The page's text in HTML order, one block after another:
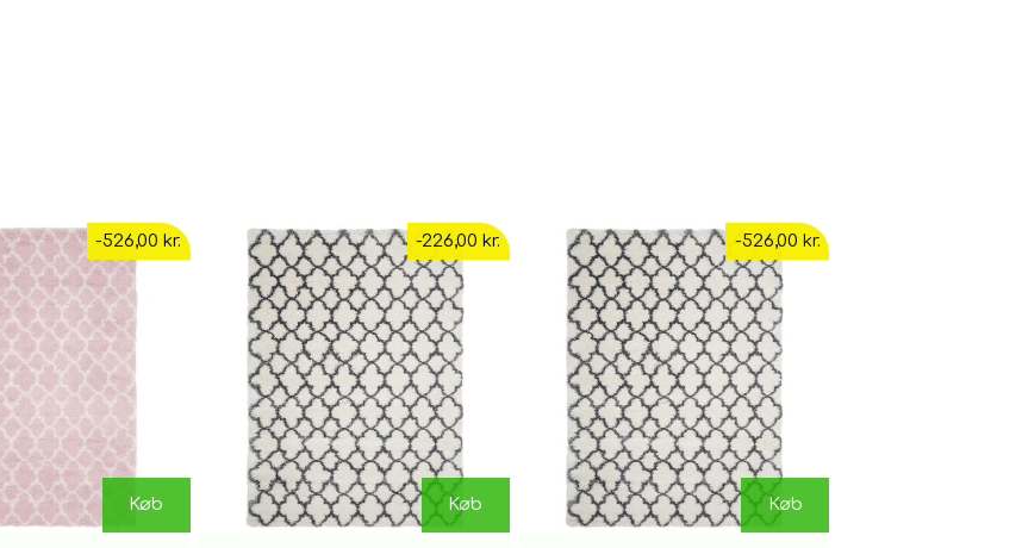
materiale
Luv: 100% polypropylen
Bagside: 78% jute, 14% bomuld, 8% polyester
fremstillingsmetode
Maskintuftet
-526,00 kr.
Køb
-226,00 kr.
Køb
-526,00 kr.
Køb